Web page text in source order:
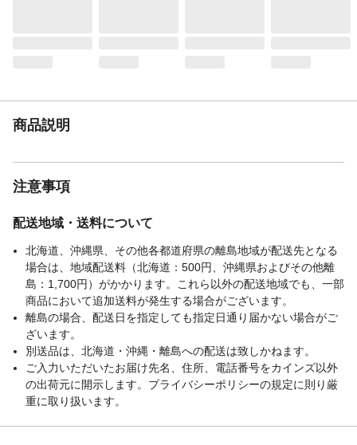
商品説明
注意事項
配送地域・送料について
北海道、沖縄県、その他各都道府県の離島地域が配送先となる
場合は、地域配送料（北海道：500円、沖縄県およびその他離
島：1,700円）がかかります。これら以外の配送地域でも、一部
商品において追加送料が発生する場合がございます。
離島の場合、配送日を指定しても指定日通り届かない場合がご
ざいます。
別送品は、北海道・沖縄・離島への配送は致しかねます。
ご入力いただいたお届け先名、住所、電話番号をカインズ以外
の出荷元に開示します。プライバシーポリシーの規定に則り厳
重に取り扱います。